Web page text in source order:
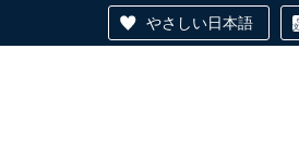
やさしい日本語